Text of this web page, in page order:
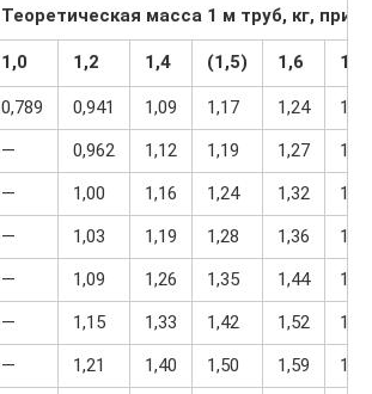
Теоретическая масса 1 м труб, кг, при
1,0 1,2 1,4 (1,5) 1,6 1,8
0,789 0,941 1,09 1,17 1,24
1,38
— 0,962 1,12 1,19 1,27
1,42
— 1,00 1,16 1,24 1,32
1,47
— 1,03 1,19 1,28 1,36
1,52
— 1,09 1,26 1,35 1,44
1,61
— 1,15 1,33 1,42 1,52
1,70
— 1,21 1,40 1,50 1,59
1,78